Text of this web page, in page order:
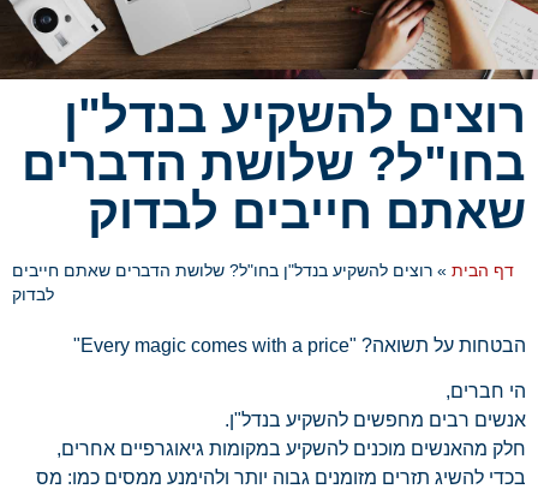
רוצים להשקיע בנדל"ן
בחו"ל? שלושת הדברים
שאתם חייבים לבדוק
דף הבית » רוצים להשקיע בנדל"ן בחו"ל? שלושת הדברים שאתם חייבים
לבדוק
הבטחות על תשואה? "Every magic comes with a price"
הי חברים,
אנשים רבים מחפשים להשקיע בנדל"ן.
חלק מהאנשים מוכנים להשקיע במקומות גיאוגרפיים אחרים,
בכדי להשיג תזרים מזומנים גבוה יותר ולהימנע ממסים כמו: מס